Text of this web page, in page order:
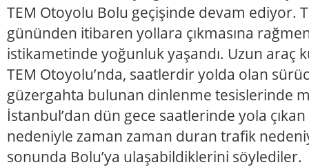
TEM Otoyolu Bolu geçişinde devam ediyor.
gününden itibaren yollara çıkmasına
istikametinde yoğunluk yaşandı. Uzun araç
TEM Otoyolu’nda, saatlerdir yolda olan
güzergahta bulunan dinlenme tesislerinde
İstanbul’dan dün gece saatlerinde yola
nedeniyle zaman zaman duran trafik
sonunda Bolu’ya ulaşabildiklerini söylediler.